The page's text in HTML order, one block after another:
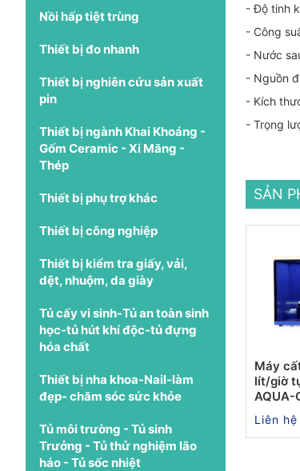
Nồi hấp tiệt trùng
Thiết bị đo nhanh
Thiết bị nghiên cứu sản xuất
pin
Thiết bị ngành Khai Khoáng -
Gốm Ceramic - Xi Măng -
Thép
Thiết bị phụ trợ khác
Thiết bị công nghiệp
Thiết bị kiểm tra giấy, vải,
dệt, nhuộm, da giày
Tủ cấy vi sinh-Tủ an toàn sinh
học-tủ hút khí độc-tủ đựng
hóa chất
Thiết bị nha khoa-Nail-làm
đẹp- chăm sóc sức khỏe
Tủ môi trường - Tủ sinh
Trưởng - Tủ thử nghiệm lão
háo - Tủ sốc nhiệt
- Độ tinh
- Công
- Nước
- Nguồn
- Kích
- Trọng
SẢN
Máy
lít/giờ
AQUA-
Liên hệ